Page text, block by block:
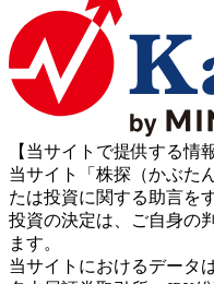
【当サイトで提供する情
当サイト「株探（かぶた
たは投資に関する助言を
投資の決定は、ご自身の
ます。
当サイトにおけるデータ